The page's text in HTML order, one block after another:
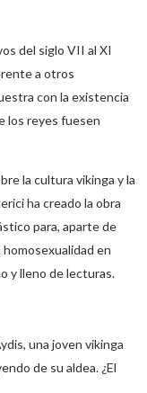
del siglo VII al XI
a otros
con la existencia
los reyes fuesen
la cultura vikinga y la
ha creado la obra
para, aparte de
en
y lleno de lecturas.
una joven vikinga
de su aldea. ¿El